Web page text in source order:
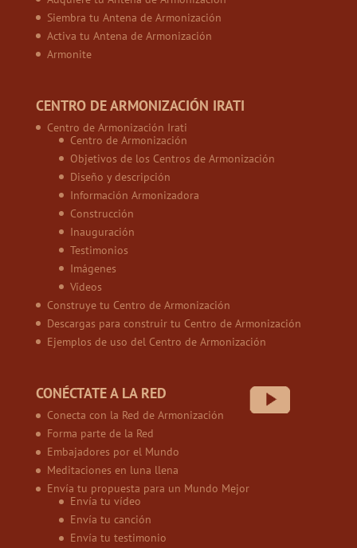
Siembra tu Antena de Armonización
Activa tu Antena de Armonización
Armonite
CENTRO DE ARMONIZACIÓN IRATI
Centro de Armonización Irati
Centro de Armonización
Objetivos de los Centros de Armonización
Diseño y descripción
Información Armonizadora
Construcción
Inauguración
Testimonios
Imágenes
Vídeos
Construye tu Centro de Armonización
Descargas para construir tu Centro de Armonización
Ejemplos de uso del Centro de Armonización
CONÉCTATE A LA RED
Conecta con la Red de Armonización
Forma parte de la Red
Embajadores por el Mundo
Meditaciones en luna llena
Envía tu propuesta para un Mundo Mejor
Envía tu vídeo
Envía tu canción
Envía tu testimonio